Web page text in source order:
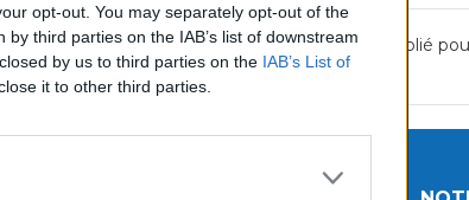
opt-out. You may separately opt-out of the
third parties on the IAB’s list of downstream
by us to third parties on the IAB’s List of
it to other third parties.
Aucun avis n'a été publié